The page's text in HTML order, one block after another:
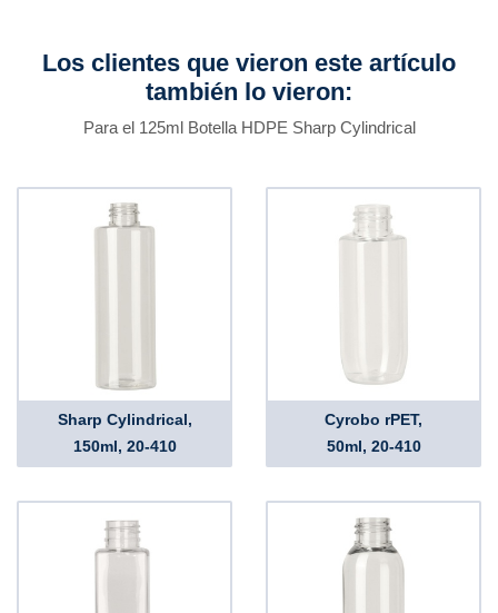
Los clientes que vieron este artículo
también lo vieron:
Para el 125ml Botella HDPE Sharp Cylindrical
Sharp Cylindrical,
150ml, 20-410
Cyrobo rPET,
50ml, 20-410